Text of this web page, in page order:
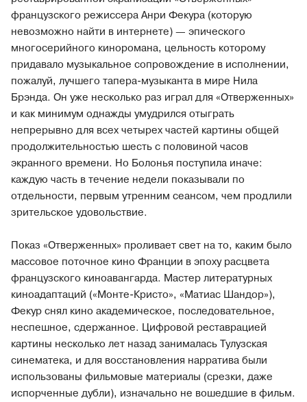
французского режиссера Анри Фекура (которую
невозможно найти в интернете) — эпического
многосерийного киноромана, цельность которому
придавало музыкальное сопровождение в исполнении,
пожалуй, лучшего тапера-музыканта в мире Нила
Брэнда. Он уже несколько раз играл для «Отверженных»
и как минимум однажды умудрился отыграть
непрерывно для всех четырех частей картины общей
продолжительностью шесть с половиной часов
экранного времени. Но Болонья поступила иначе:
каждую часть в течение недели показывали по
отдельности, первым утренним сеансом, чем продлили
зрительское удовольствие.
Показ «Отверженных» проливает свет на то, каким было
массовое поточное кино Франции в эпоху расцвета
французского киноавангарда. Мастер литературных
киноадаптаций («Монте-Кристо», «Матиас Шандор»),
Фекур снял кино академическое, последовательное,
неспешное, сдержанное. Цифровой реставрацией
картины несколько лет назад занималась Тулузская
синематека, и для восстановления нарратива были
использованы фильмовые материалы (срезки, даже
испорченные дубли), изначально не вошедшие в фильм.